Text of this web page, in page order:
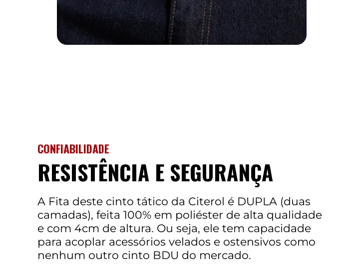
CONFIABILIDADE
RESISTÊNCIA E SEGURANÇA
A Fita deste cinto tático da Citerol é DUPLA (duas
camadas), feita 100% em poliéster de alta qualidade
e com 4cm de altura. Ou seja, ele tem capacidade
para acoplar acessórios velados e ostensivos como
nenhum outro cinto BDU do mercado.